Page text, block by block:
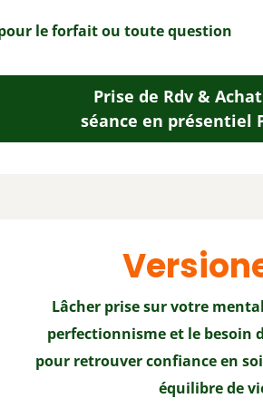
le forfait ou toute question
Prise de Rdv &
séance en présentiel
Lâcher prise sur votre
perfectionnisme et le besoin
pour retrouver confiance en
équilibre de